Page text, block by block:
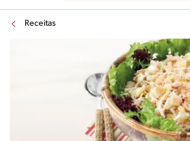
Receitas